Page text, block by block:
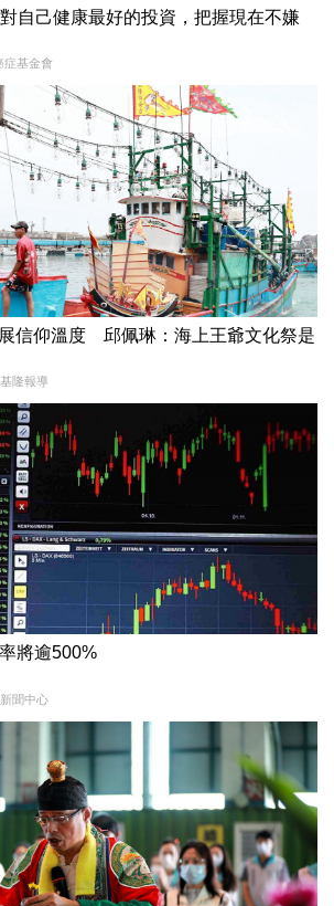
自己健康最好的投資，把握現在不嫌
症基金會
信仰溫度 邱佩琳：海上王爺文化祭是
隆報導
將逾500%
聞中心